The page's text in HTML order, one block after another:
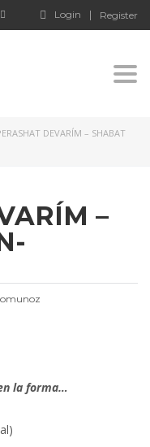
Login Register
DEVARÍM – SHABAT
–
la forma…